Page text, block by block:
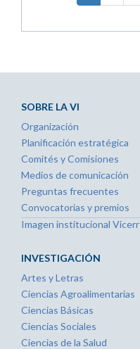
SOBRE LA VI
Organización
Planificación estratégica
Comités y Comisiones
Medios de comunicación
Preguntas frecuentes
Convocatorias y premios
Imagen institucional
INVESTIGACIÓN
Artes y Letras
Ciencias Agroalimentarias
Ciencias Básicas
Ciencias Sociales
Ciencias de la Salud